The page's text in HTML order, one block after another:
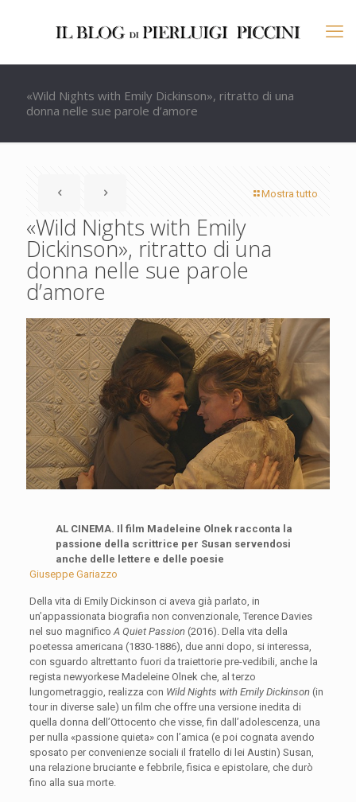
«Wild Nights with Emily Dickinson», ritratto di una
donna nelle sue parole d’amore
Mostra tutto
«Wild Nights with Emily
Dickinson», ritratto di una
donna nelle sue parole
d’amore
AL CINEMA. Il film Madeleine Olnek racconta la
passione della scrittrice per Susan servendosi
anche delle lettere e delle poesie
Giuseppe Gariazzo
Della vita di Emily Dickinson ci aveva già parlato, in
un’appassionata biografia non convenzionale, Terence Davies
nel suo magnifico A Quiet Passion(2016). Della vita della
poetessa americana (1830-1886), due anni dopo, si interessa,
con sguardo altrettanto fuori da traiettorie pre-vedibili, anche la
regista newyorkese Madeleine Olnek che, al terzo
lungometraggio, realizza con Wild Nights with Emily Dickinson(in
tour in diverse sale) un film che offre una versione inedita di
quella donna dell’Ottocento che visse, fin dall’adolescenza, una
per nulla «passione quieta» con l’amica (e poi cognata avendo
sposato per convenienze sociali il fratello di lei Austin) Susan,
una relazione bruciante e febbrile, fisica e epistolare, che durò
fino alla sua morte.